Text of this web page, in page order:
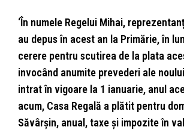
‘În numele Regelui Mihai,
au depus în acest an la Primărie, în
cerere pentru scutirea de la plata
invocând anumite prevederi ale
intrat în vigoare la 1 ianuarie, anul
acum, Casa Regală a plătit pentru
Săvârșin, anual, taxe și impozite în